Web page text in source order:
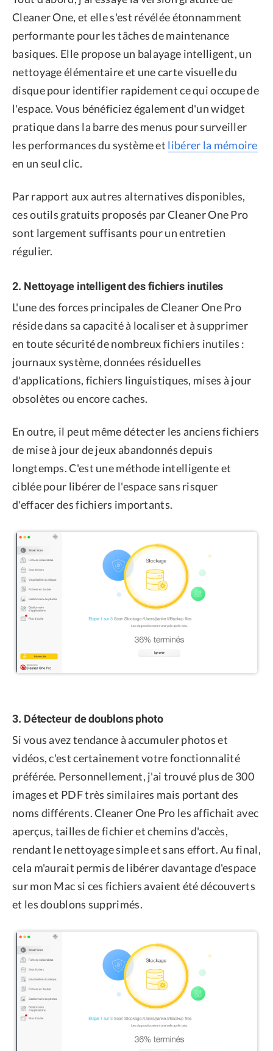
Cleaner One, et elle s'est révélée étonnamment
performante pour les tâches de maintenance
basiques. Elle propose un balayage intelligent, un
nettoyage élémentaire et une carte visuelle du
disque pour identifier rapidement ce qui occupe de
l'espace. Vous bénéficiez également d'un widget
pratique dans la barre des menus pour surveiller
les performances du système et libérer la mémoire
en un seul clic.
Par rapport aux autres alternatives disponibles,
ces outils gratuits proposés par Cleaner One Pro
sont largement suffisants pour un entretien
régulier.
2. Nettoyage intelligent des fichiers inutiles
L'une des forces principales de Cleaner One Pro
réside dans sa capacité à localiser et à supprimer
en toute sécurité de nombreux fichiers inutiles :
journaux système, données résiduelles
d'applications, fichiers linguistiques, mises à jour
obsolètes ou encore caches.
En outre, il peut même détecter les anciens fichiers
de mise à jour de jeux abandonnés depuis
longtemps. C'est une méthode intelligente et
ciblée pour libérer de l'espace sans risquer
d'effacer des fichiers importants.
3. Détecteur de doublons photo
Si vous avez tendance à accumuler photos et
vidéos, c'est certainement votre fonctionnalité
préférée. Personnellement, j'ai trouvé plus de 300
images et PDF très similaires mais portant des
noms différents. Cleaner One Pro les affichait avec
aperçus, tailles de fichier et chemins d'accès,
rendant le nettoyage simple et sans effort. Au final,
cela m'aurait permis de libérer davantage d'espace
sur mon Mac si ces fichiers avaient été découverts
et les doublons supprimés.